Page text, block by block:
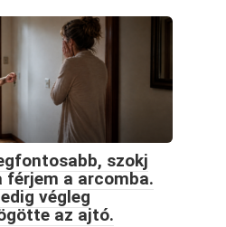
szokj
férjem a arcomba.
végleg
az ajtó.